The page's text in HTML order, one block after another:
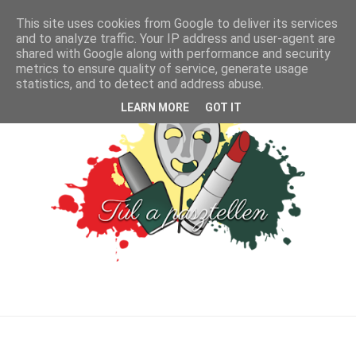
This site uses cookies from Google to deliver its services
and to analyze traffic. Your IP address and user-agent are
shared with Google along with performance and security
metrics to ensure quality of service, generate usage
statistics, and to detect and address abuse.
LEARN MORE GOT IT